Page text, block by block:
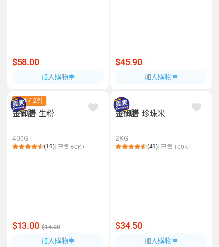
$58.00
加入購物車
$45.90
加入購物車
$24 / 2件
金御膳 生粉
400G
(19) 已售 60K+
$13.00 $14.00
加入購物車
金御膳 珍珠米
2KG
(49) 已售 100K+
$34.50
加入購物車